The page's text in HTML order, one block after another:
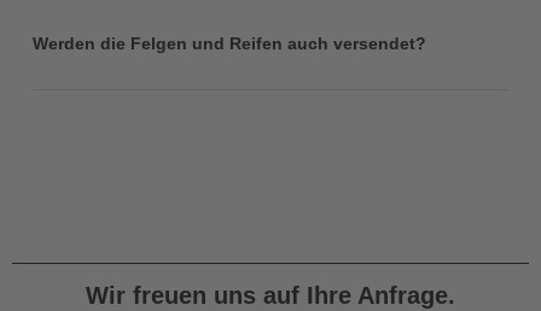
Werden die Felgen und Reifen auch versendet?
Wir freuen uns auf Ihre Anfrage.